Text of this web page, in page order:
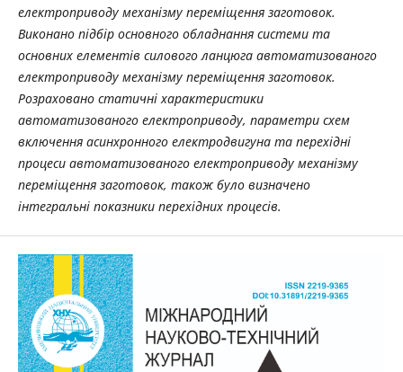
електроприводу механізму переміщення заготовок.
Виконано підбір основного обладнання системи та
основних елементів силового ланцюга автоматизованого
електроприводу механізму переміщення заготовок.
Розраховано статичні характеристики
автоматизованого електроприводу, параметри схем
включення асинхронного електродвигуна та перехідні
процеси автоматизованого електроприводу механізму
переміщення заготовок, також було визначено
інтегральні показники перехідних процесів.